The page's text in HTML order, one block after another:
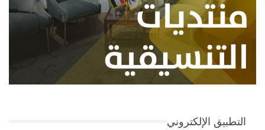
التطبيق الإلكتروني